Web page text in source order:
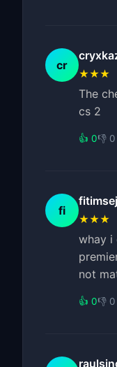
cr
★★★
The
cs 2
👍 0👎 0
fi
★★★
whay i
not
👍 0👎 0